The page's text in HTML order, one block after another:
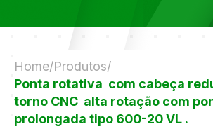
Home Produtos
Ponta rotativa com cabeça
torno CNC alta rotação com
prolongada tipo 600-20 VL .